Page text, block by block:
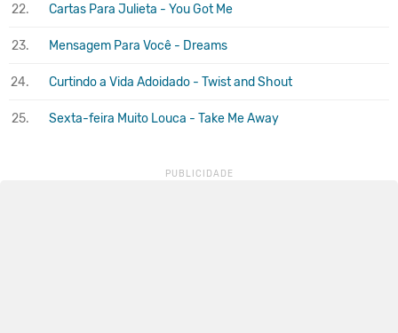
22. Cartas Para Julieta - You Got Me
23. Mensagem Para Você - Dreams
24. Curtindo a Vida Adoidado - Twist and Shout
25. Sexta-feira Muito Louca - Take Me Away